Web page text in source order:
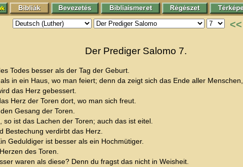
<<
Der Prediger Salomo 7.
Todes besser als der Tag der Geburt.
in ein Haus, wo man feiert; denn da zeigt sich das Ende aller
das Herz gebessert.
Herz der Toren dort, wo man sich freut.
Gesang der Toren.
ist das Lachen der Toren; auch das ist eitel.
Bestechung verdirbt das Herz.
Geduldiger ist besser als ein Hochmütiger.
des Toren.
waren als diese? Denn du fragst das nicht in Weisheit.